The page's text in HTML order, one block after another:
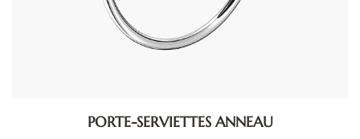
PORTE-SERVIETTES ANNEAU